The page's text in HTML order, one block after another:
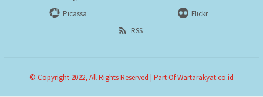
Picassa
Flickr
RSS
© Copyright 2022, All Rights Reserved | Part Of Wartarakyat.co.id